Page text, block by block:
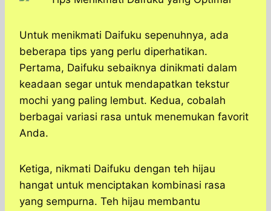
Untuk menikmati Daifuku sepenuhnya, ada
beberapa tips yang perlu diperhatikan.
Pertama, Daifuku sebaiknya dinikmati dalam
keadaan segar untuk mendapatkan tekstur
mochi yang paling lembut. Kedua, cobalah
berbagai variasi rasa untuk menemukan favorit
Anda.
Ketiga, nikmati Daifuku dengan teh hijau
hangat untuk menciptakan kombinasi rasa
yang sempurna. Teh hijau membantu